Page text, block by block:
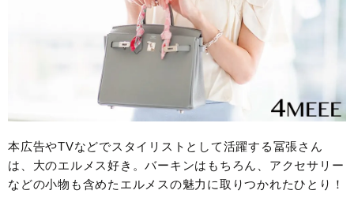
本広告やTVなどでスタイリストとして活躍する冨張さん
は、大のエルメス好き。バーキンはもちろん、アクセサリー
などの小物も含めたエルメスの魅力に取りつかれたひとり！